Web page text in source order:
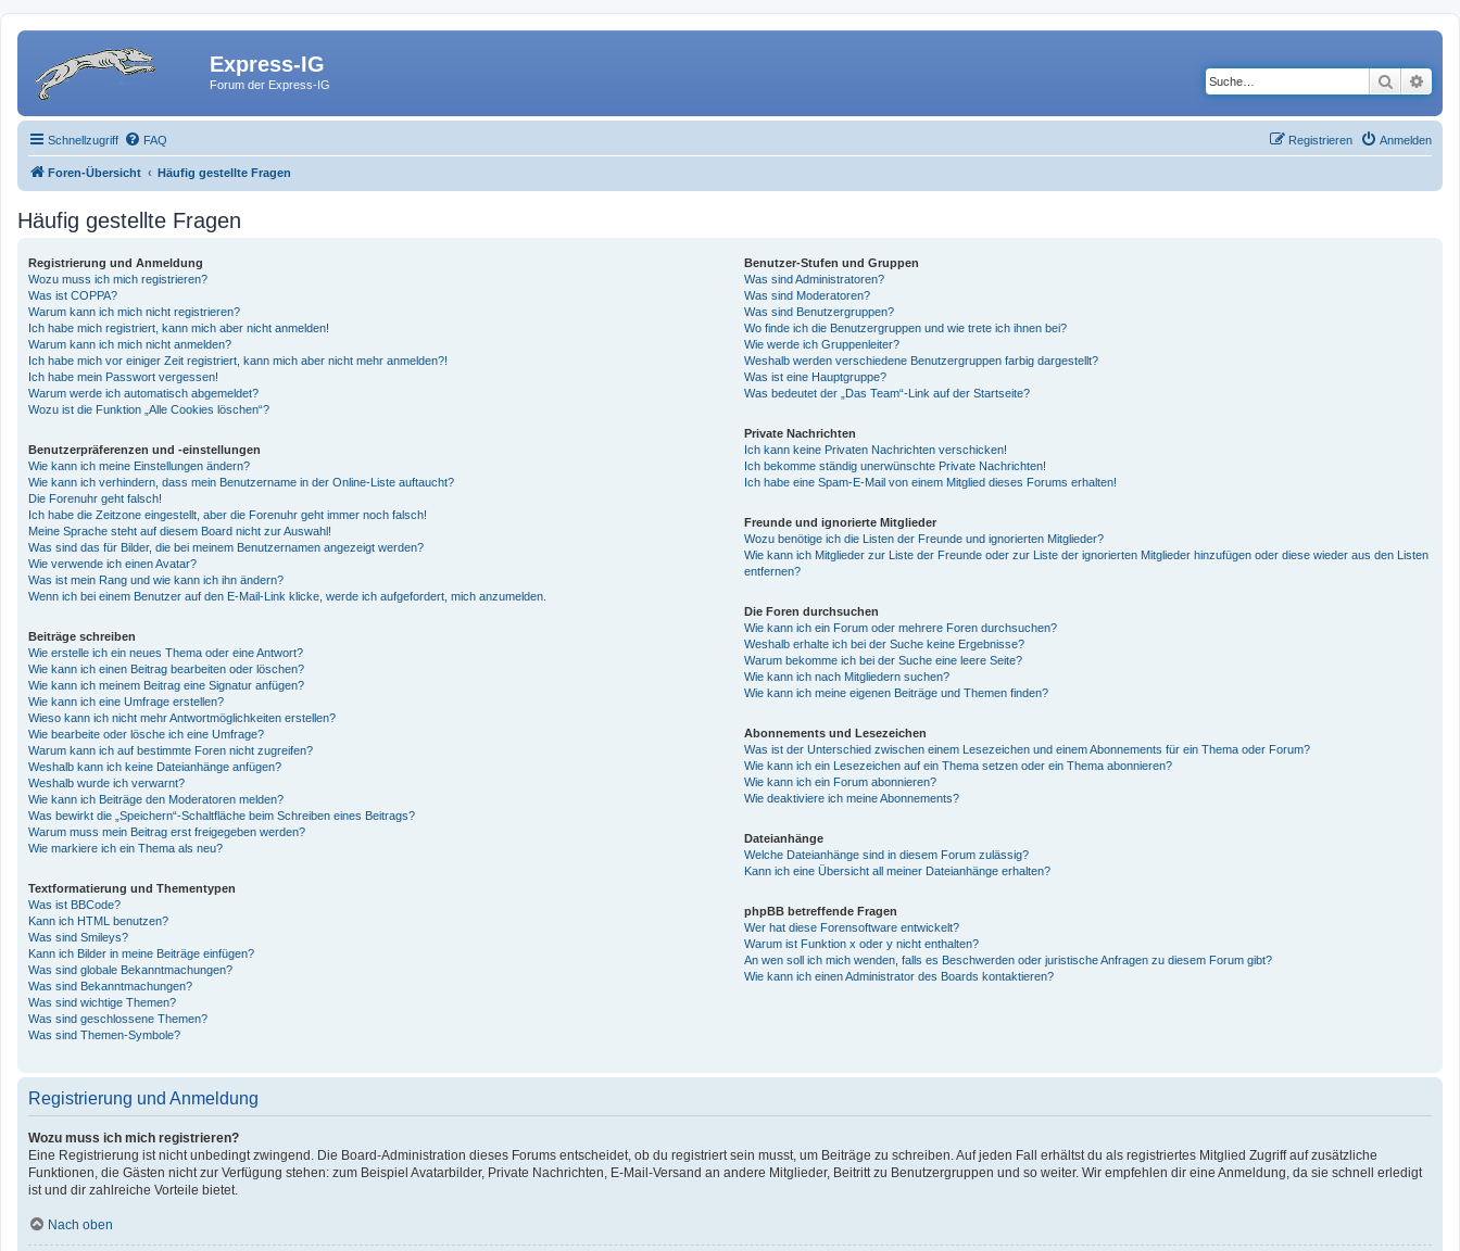
Express-IG
Forum der Express-IG Suche
Schnellzugriff FAQ Anmelden
Registrieren
Foren-Übersicht Häufig gestellte Fragen
Häufig gestellte Fragen
Registrierung und Anmeldung
Wozu muss ich mich registrieren?
Was ist COPPA?
Warum kann ich mich nicht registrieren?
Ich habe mich registriert, kann mich aber nicht anmelden!
Warum kann ich mich nicht anmelden?
Ich habe mich vor einiger Zeit registriert, kann mich aber nicht mehr anmelden?!
Ich habe mein Passwort vergessen!
Warum werde ich automatisch abgemeldet?
Wozu ist die Funktion „Alle Cookies löschen“?
Benutzerpräferenzen und -einstellungen
Wie kann ich meine Einstellungen ändern?
Wie kann ich verhindern, dass mein Benutzername in der Online-Liste auftaucht?
Die Forenuhr geht falsch!
Ich habe die Zeitzone eingestellt, aber die Forenuhr geht immer noch falsch!
Meine Sprache steht auf diesem Board nicht zur Auswahl!
Was sind das für Bilder, die bei meinem Benutzernamen angezeigt werden?
Wie verwende ich einen Avatar?
Was ist mein Rang und wie kann ich ihn ändern?
Wenn ich bei einem Benutzer auf den E-Mail-Link klicke, werde ich aufgefordert, mich anzumelden.
Beiträge schreiben
Wie erstelle ich ein neues Thema oder eine Antwort?
Wie kann ich einen Beitrag bearbeiten oder löschen?
Wie kann ich meinem Beitrag eine Signatur anfügen?
Wie kann ich eine Umfrage erstellen?
Wieso kann ich nicht mehr Antwortmöglichkeiten erstellen?
Wie bearbeite oder lösche ich eine Umfrage?
Warum kann ich auf bestimmte Foren nicht zugreifen?
Weshalb kann ich keine Dateianhänge anfügen?
Weshalb wurde ich verwarnt?
Wie kann ich Beiträge den Moderatoren melden?
Was bewirkt die „Speichern“-Schaltfläche beim Schreiben eines Beitrags?
Warum muss mein Beitrag erst freigegeben werden?
Wie markiere ich ein Thema als neu?
Textformatierung und Thementypen
Was ist BBCode?
Kann ich HTML benutzen?
Was sind Smileys?
Kann ich Bilder in meine Beiträge einfügen?
Was sind globale Bekanntmachungen?
Was sind Bekanntmachungen?
Was sind wichtige Themen?
Was sind geschlossene Themen?
Was sind Themen-Symbole?
Benutzer-Stufen und Gruppen
Was sind Administratoren?
Was sind Moderatoren?
Was sind Benutzergruppen?
Wo finde ich die Benutzergruppen und wie trete ich ihnen bei?
Wie werde ich Gruppenleiter?
Weshalb werden verschiedene Benutzergruppen farbig dargestellt?
Was ist eine Hauptgruppe?
Was bedeutet der „Das Team“-Link auf der Startseite?
Private Nachrichten
Ich kann keine Privaten Nachrichten verschicken!
Ich bekomme ständig unerwünschte Private Nachrichten!
Ich habe eine Spam-E-Mail von einem Mitglied dieses Forums erhalten!
Freunde und ignorierte Mitglieder
Wozu benötige ich die Listen der Freunde und ignorierten Mitglieder?
Wie kann ich Mitglieder zur Liste der Freunde oder zur Liste der ignorierten Mitglieder hinzufügen oder diese wieder aus den Listen
entfernen?
Die Foren durchsuchen
Wie kann ich ein Forum oder mehrere Foren durchsuchen?
Weshalb erhalte ich bei der Suche keine Ergebnisse?
Warum bekomme ich bei der Suche eine leere Seite?
Wie kann ich nach Mitgliedern suchen?
Wie kann ich meine eigenen Beiträge und Themen finden?
Abonnements und Lesezeichen
Was ist der Unterschied zwischen einem Lesezeichen und einem Abonnements für ein Thema oder Forum?
Wie kann ich ein Lesezeichen auf ein Thema setzen oder ein Thema abonnieren?
Wie kann ich ein Forum abonnieren?
Wie deaktiviere ich meine Abonnements?
Dateianhänge
Welche Dateianhänge sind in diesem Forum zulässig?
Kann ich eine Übersicht all meiner Dateianhänge erhalten?
phpBB betreffende Fragen
Wer hat diese Forensoftware entwickelt?
Warum ist Funktion x oder y nicht enthalten?
An wen soll ich mich wenden, falls es Beschwerden oder juristische Anfragen zu diesem Forum gibt?
Wie kann ich einen Administrator des Boards kontaktieren?
Registrierung und Anmeldung
Wozu muss ich mich registrieren?
Eine Registrierung ist nicht unbedingt zwingend. Die Board-Administration dieses Forums entscheidet, ob du registriert sein musst, um Beiträge zu schreiben. Auf jeden Fall erhältst du als registriertes Mitglied Zugriff auf zusätzliche
Funktionen, die Gästen nicht zur Verfügung stehen: zum Beispiel Avatarbilder, Private Nachrichten, E-Mail-Versand an andere Mitglieder, Beitritt zu Benutzergruppen und so weiter. Wir empfehlen dir eine Anmeldung, da sie schnell erledigt
ist und dir zahlreiche Vorteile bietet.
Nach oben